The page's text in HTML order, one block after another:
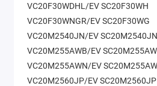
VC20F30WDHL/EV SC20F30WH
VC20F30WNGR/EV SC20F30WG
VC20M2540JN/EV SC20M2540JN
VC20M255AWB/EV
VC20M255AWN/EV
VC20M2560JP/EV SC20M2560JP